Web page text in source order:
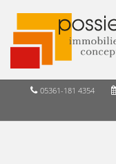
05361-181 4354